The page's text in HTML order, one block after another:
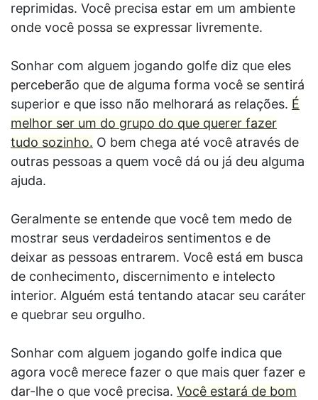
reprimidas. Você precisa estar em um ambiente
onde você possa se expressar livremente.
Sonhar com alguem jogando golfe diz que eles
perceberão que de alguma forma você se sentirá
superior e que isso não melhorará as relações. É
melhor ser um do grupo do que querer fazer
tudo sozinho. O bem chega até você através de
outras pessoas a quem você dá ou já deu alguma
ajuda.
Geralmente se entende que você tem medo de
mostrar seus verdadeiros sentimentos e de
deixar as pessoas entrarem. Você está em busca
de conhecimento, discernimento e intelecto
interior. Alguém está tentando atacar seu caráter
e quebrar seu orgulho.
Sonhar com alguem jogando golfe indica que
agora você merece fazer o que mais quer fazer e
dar-lhe o que você precisa. Você estará de bom